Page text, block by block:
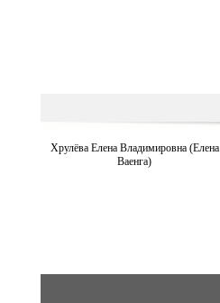
Хрулёва Елена Владимировна (Елена
Ваенга)